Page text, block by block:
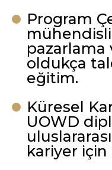
Program
pazarlama
oldukça
eğitim.
Küresel
UOWD
kariyer için